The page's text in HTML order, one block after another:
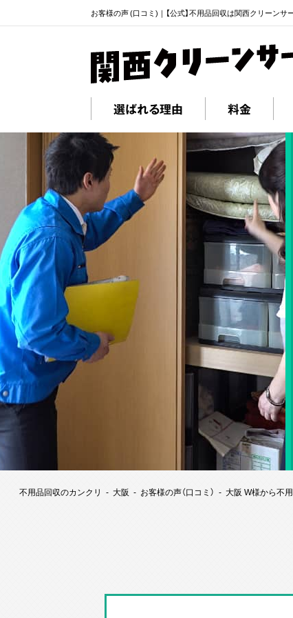
お客様の声 (口コミ)｜【公式】不用品回収は関西クリーンサ
選ばれる理由 料金
不用品回収のカンクリ 大阪 お客様の声（口コミ） 大阪 W様から不